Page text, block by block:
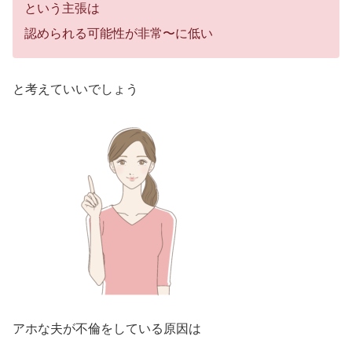
という主張は
認められる可能性が非常〜に低い
と考えていいでしょう
アホな夫が不倫をしている原因は